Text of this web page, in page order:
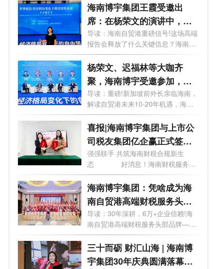
海南博宇集团王霞受邀出
席：在杨荣文的演讲中，读
懂自贸港下一步
导读：海南自贸港重磅信号!这场高端
报告会释放了什么关键信息？海南博
宇...
杨荣文、迟福林等大咖齐
聚，海南博宇受邀参加，这
场会议讲了啥？
导读：重磅!新加坡前外长亲临海南，
解读自贸港未来10-20年机遇，海南
博宇紧...
喜报|海南博宇集团与上市公
司税友集团亿企赢正式签约
合作
强强联手 共筑海南财税合规新生
态 好消息！海南财税服务领
域迎来...
海南博宇集团：凭啥成为海
南自贸港高端财税服务头部
品牌？
导读：30年深耕，6万+企业信赖!海
南自贸港高端财税服务头部品牌——
博宇集...
三十而砺 财汇山海 | 海南博
宇集团30年庆典圆满落幕，